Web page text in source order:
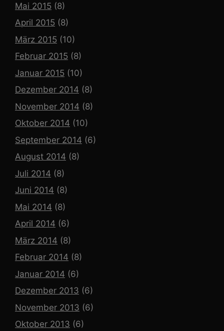
Mai 2015 (8)
April 2015 (8)
März 2015 (10)
Februar 2015 (8)
Januar 2015 (10)
Dezember 2014 (8)
November 2014 (8)
Oktober 2014 (10)
September 2014 (6)
August 2014 (8)
Juli 2014 (8)
Juni 2014 (8)
Mai 2014 (8)
April 2014 (6)
März 2014 (8)
Februar 2014 (8)
Januar 2014 (6)
Dezember 2013 (6)
November 2013 (6)
Oktober 2013 (6)